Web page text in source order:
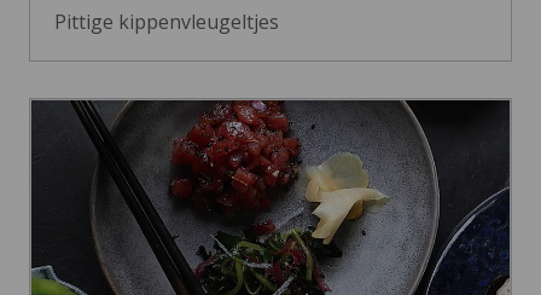
Pittige kippenvleugeltjes